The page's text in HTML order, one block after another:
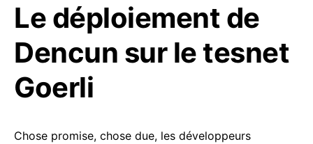
Le déploiement de
Dencun sur le tesnet
Goerli
Chose promise, chose due, les développeurs